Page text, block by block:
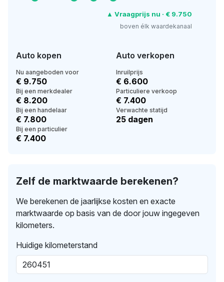
▲ Vraagprijs nu · € 9.750
boven élk waardekanaal
Auto kopen
Nu aangeboden voor
€ 9.750
Bij een merkdealer
€ 8.200
Bij een handelaar
€ 7.800
Bij een particulier
€ 7.400
Auto verkopen
Inruilprijs
€ 6.600
Particuliere verkoop
€ 7.400
Verwachte statijd
25 dagen
Zelf de marktwaarde berekenen?
We berekenen de jaarlijkse kosten en exacte
marktwaarde op basis van de door jouw ingegeven
kilometers.
Huidige kilometerstand